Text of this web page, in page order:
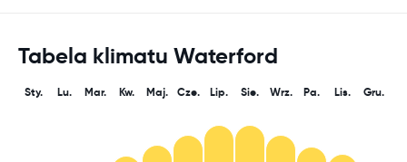
Tabela klimatu Waterford
Sty. Lu. Mar. Kw. Maj. Cze. Lip. Sie. Wrz. Pa. Lis. Gru.